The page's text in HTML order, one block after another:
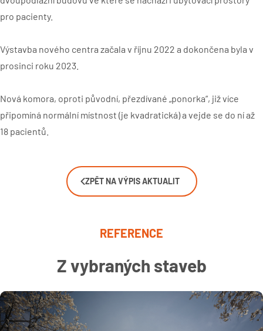
pro pacienty.
Výstavba nového centra začala v říjnu 2022 a dokončena byla v
prosinci roku 2023.
Nová komora, oproti původní, přezdívané „ponorka“, již více
připomíná normální místnost (je kvadratická) a vejde se do ní až
18 pacientů.
ZPĚT NA VÝPIS AKTUALIT
REFERENCE
Z vybraných staveb